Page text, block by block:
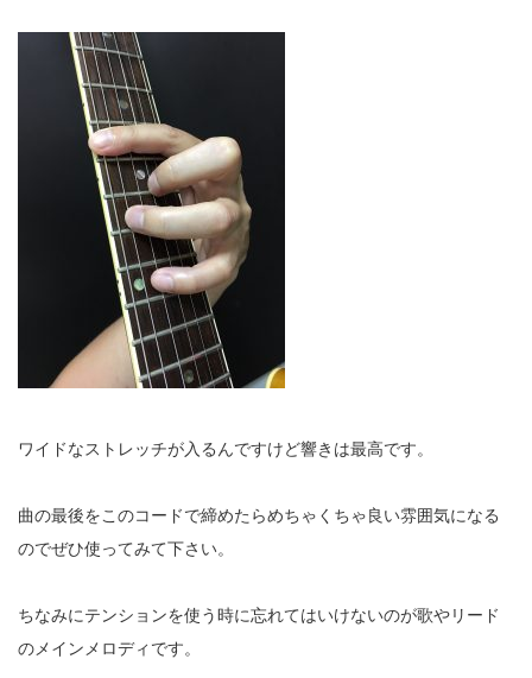
ワイドなストレッチが入るんですけど響きは最高です。
曲の最後をこのコードで締めたらめちゃくちゃ良い雰囲気になる
のでぜひ使ってみて下さい。
ちなみにテンションを使う時に忘れてはいけないのが歌やリード
のメインメロディです。